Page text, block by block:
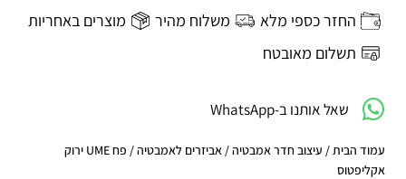
עמוד הבית/ עיצוב חדר אמבטיה/ אביזרים לאמבטיה
/ פח UME ירוק
אקליפטוס
ירוק
אקליפטוסהחזר כספי מלא משלוח מהיר
מוצרים באחריות
תשלום מאובטח
שאל אותנו ב-WhatsApp